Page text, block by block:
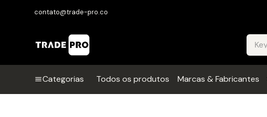
contato@trade-pro.co
Categorias Todos os produtos Marcas & Fabricantes